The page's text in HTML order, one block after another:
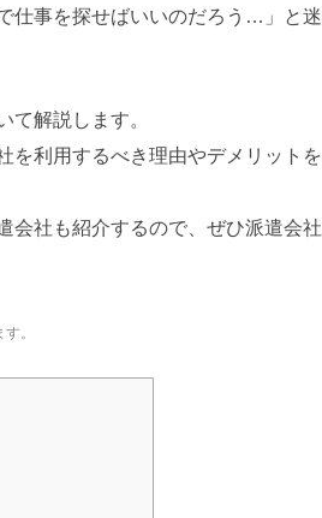
仕事を探せばいいのだろう…」と迷
て解説します。
を利用するべき理由やデメリットを
会社も紹介するので、ぜひ派遣会社
。